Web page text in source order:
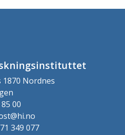
1870 Nordnes
00
349 077